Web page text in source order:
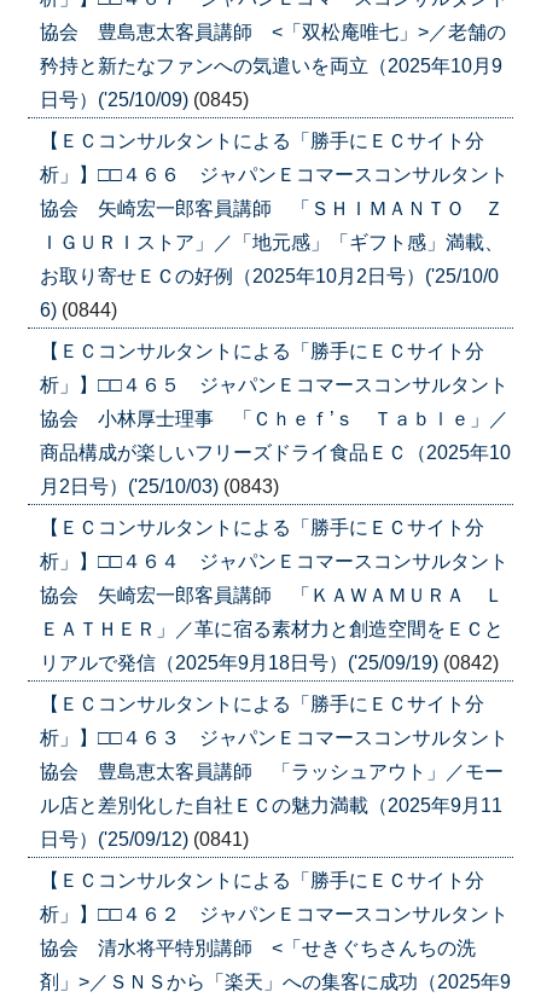
協会 豊島恵太客員講師 <「双松庵唯七」>／老舗の
矜持と新たなファンへの気遣いを両立（2025年10月9
日号）('25/10/09) (0845)
【ＥＣコンサルタントによる「勝手にＥＣサイト分
析」】□□４６６ ジャパンＥコマースコンサルタント
協会 矢崎宏一郎客員講師 「ＳＨＩＭＡＮＴＯ Ｚ
ＩＧＵＲＩストア」／「地元感」「ギフト感」満載、
お取り寄せＥＣの好例（2025年10月2日号）('25/10/0
6) (0844)
【ＥＣコンサルタントによる「勝手にＥＣサイト分
析」】□□４６５ ジャパンＥコマースコンサルタント
協会 小林厚士理事 「Ｃｈｅｆ’ｓ Ｔａｂｌｅ」／
商品構成が楽しいフリーズドライ食品ＥＣ（2025年10
月2日号）('25/10/03) (0843)
【ＥＣコンサルタントによる「勝手にＥＣサイト分
析」】□□４６４ ジャパンＥコマースコンサルタント
協会 矢崎宏一郎客員講師 「ＫＡＷＡＭＵＲＡ Ｌ
ＥＡＴＨＥＲ」／革に宿る素材力と創造空間をＥＣと
リアルで発信（2025年9月18日号）('25/09/19) (0842)
【ＥＣコンサルタントによる「勝手にＥＣサイト分
析」】□□４６３ ジャパンＥコマースコンサルタント
協会 豊島恵太客員講師 「ラッシュアウト」／モー
ル店と差別化した自社ＥＣの魅力満載（2025年9月11
日号）('25/09/12) (0841)
【ＥＣコンサルタントによる「勝手にＥＣサイト分
析」】□□４６２ ジャパンＥコマースコンサルタント
協会 清水将平特別講師 <「せきぐちさんちの洗
剤」>／ＳＮＳから「楽天」への集客に成功（2025年9